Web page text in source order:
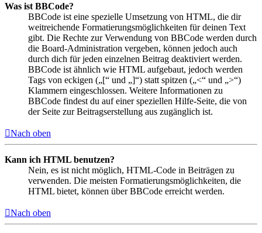
Was ist BBCode?
BBCode ist eine spezielle Umsetzung von HTML, die dir
weitreichende Formatierungsmöglichkeiten für deinen Text
gibt. Die Rechte zur Verwendung von BBCode werden durch
die Board-Administration vergeben, können jedoch auch
durch dich für jeden einzelnen Beitrag deaktiviert werden.
BBCode ist ähnlich wie HTML aufgebaut, jedoch werden
Tags von eckigen („[“ und „]“) statt spitzen („<“ und „>“)
Klammern eingeschlossen. Weitere Informationen zu
BBCode findest du auf einer speziellen Hilfe-Seite, die von
der Seite zur Beitragserstellung aus zugänglich ist.
Nach oben
Kann ich HTML benutzen?
Nein, es ist nicht möglich, HTML-Code in Beiträgen zu
verwenden. Die meisten Formatierungsmöglichkeiten, die
HTML bietet, können über BBCode erreicht werden.
Nach oben